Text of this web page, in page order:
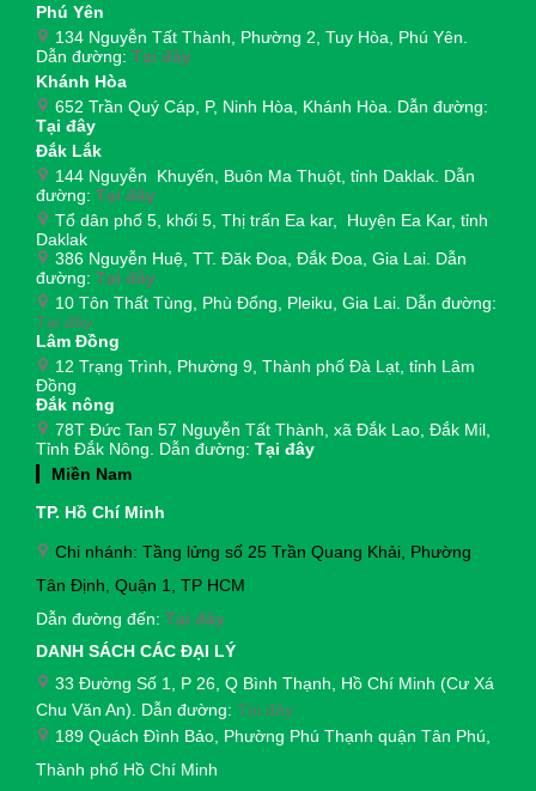
Phú Yên
134 Nguyễn Tất Thành, Phường 2, Tuy Hòa, Phú Yên.
Dẫn đường: Tại đây
Khánh Hòa
652 Trần Quý Cáp, P, Ninh Hòa, Khánh Hòa. Dẫn đường:
Tại đây
Đắk Lắk
144 Nguyễn Khuyến, Buôn Ma Thuột, tỉnh Daklak. Dẫn
đường: Tại đây
Tổ dân phố 5, khối 5, Thị trấn Ea kar, Huyện Ea Kar, tỉnh
Daklak
386 Nguyễn Huệ, TT. Đăk Đoa, Đắk Đoa, Gia Lai. Dẫn
đường: Tại đây
10 Tôn Thất Tùng, Phù Đổng, Pleiku, Gia Lai. Dẫn đường:
Tại đây
Lâm Đồng
12 Trạng Trình, Phường 9, Thành phố Đà Lạt, tỉnh Lâm
Đồng
Đắk nông
78T Đức Tan 57 Nguyễn Tất Thành, xã Đắk Lao, Đắk Mil,
Tỉnh Đắk Nông. Dẫn đường: Tại đây
Miền Nam
TP. Hồ Chí Minh
Chi nhánh: Tầng lửng số 25 Trần Quang Khải, Phường
Tân Định, Quận 1, TP HCM
Dẫn đường đến: Tại đây
DANH SÁCH CÁC ĐẠI LÝ
33 Đường Số 1, P 26, Q Bình Thạnh, Hồ Chí Minh (Cư Xá
Chu Văn An). Dẫn đường: Tại đây
189 Quách Đình Bảo, Phường Phú Thạnh quận Tân Phú,
Thành phố Hồ Chí Minh